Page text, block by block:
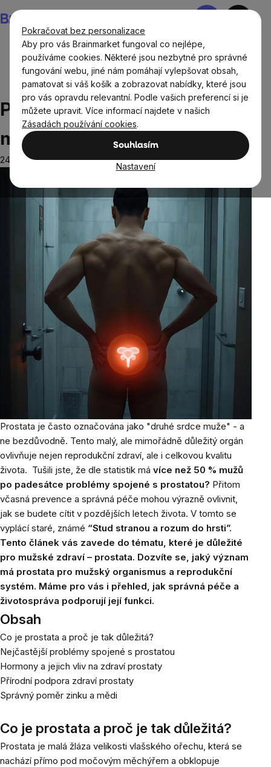
Pokračovat bez personalizace
Aby pro vás Brainmarket fungoval co nejlépe,
používáme cookies. Některé jsou nezbytné pro správné
fungování webu, jiné nám pomáhají vylepšovat obsah,
pamatovat si váš košík a zobrazovat nabídky, které jsou
pro vás opravdu relevantní. Podle vašich preferencí si je
můžete upravit. Více informací najdete v našich
Zásadách používání cookies.
Souhlasím
Nastavení
na
obsah
Nákupní
Blog Mužské zdraví
Prostata: Co by měl každý muž
vědět
Prostata: Co by měl každý
muž vědět
24.10.2025
Prostata je často označována jako "druhé srdce muže" - a
ne bezdůvodně. Tento malý, ale mimořádně důležitý orgán
ovlivňuje nejen reprodukční zdraví, ale i celkovou kvalitu
života. Tušili jste, že dle statistik má více než 50 % mužů
po padesátce problémy spojené s prostatou? Přitom
včasná prevence a správná péče mohou výrazně ovlivnit,
jak se budete cítit v pozdějších letech života. V tomto se
vyplácí staré, známé “Stud stranou a rozum do hrsti”.
Tento článek vás zavede do tématu, které je důležité
pro mužské zdraví – prostata. Dozvíte se, jaký význam
má prostata pro mužský organismus a reprodukční
systém. Máme pro vás i přehled, jak správná péče a
životospráva podporují její funkci.
Obsah
Co je prostata a proč je tak důležitá?
Nejčastější problémy spojené s prostatou
Hormony a jejich vliv na zdraví prostaty
Přírodní podpora zdraví prostaty
Správný poměr zinku a mědi
Co je prostata a proč je tak důležitá?
Prostata je malá žláza velikosti vlašského ořechu, která se
nachází přímo pod močovým měchýřem a obklopuje